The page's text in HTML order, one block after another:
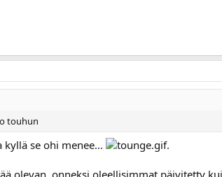
touhun
se ohi menee... .
olevan, onneksi oleellisimmat päivitetty